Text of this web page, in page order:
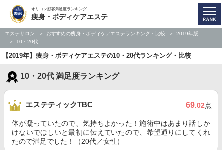
オリコン顧客満足度ランキング
痩身・ボディケアエステ
エステサロン おすすめの痩身・ボディケアエステランキング・比較
2019年版
10・20代
【2019年】痩身・ボディケアエステの10・20代ランキング・比較
10・20代 満足度ランキング
エステティックTBC 69.02点
体が凝っていたので、気持ちよかった！施術中はあまり話しか
けないでほしいと最初に伝えていたので、希望通りにしてくれ
たので満足でした！（20代／女性）